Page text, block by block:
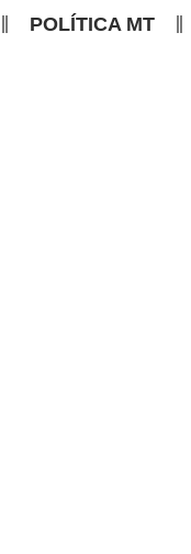
POLÍTICA MT